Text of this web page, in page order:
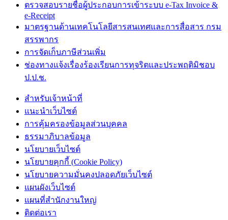
ตรวจสอบรายชื่อผู้ประกอบการเข้าระบบ e-Tax Invoice &
e-Receipt
มาตรฐานด้านเทคโนโลยีสารสนเทศและการสื่อสาร กรม
สรรพากร
การจัดเก็บภาษีส่วนเพิ่ม
ช่องทางแจ้งเรื่องร้องเรียนการทุจริตและประพฤติมิชอบ
ป.ป.ช.
สำหรับเจ้าหน้าที่
แนะนำเว็บไซต์
การคุ้มครองข้อมูลส่วนบุคคล
ธรรมาภิบาลข้อมูล
นโยบายเว็บไซต์
นโยบายคุกกี้ (Cookie Policy)
นโยบายความมั่นคงปลอดภัยเว็บไซต์
แผนผังเว็บไซต์
แผนที่สำนักงานใหญ่
ติดต่อเรา